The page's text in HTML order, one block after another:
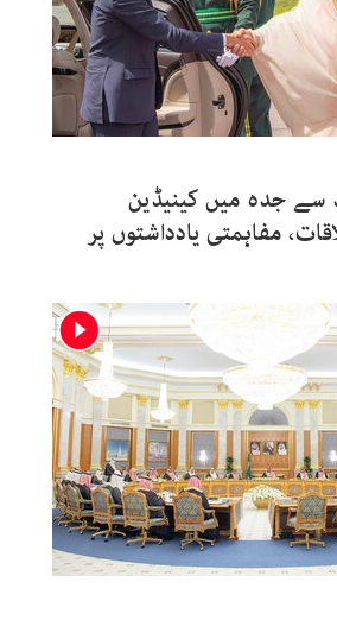
جدہ میں کینیڈین
مفاہمتی یادداشتوں پر